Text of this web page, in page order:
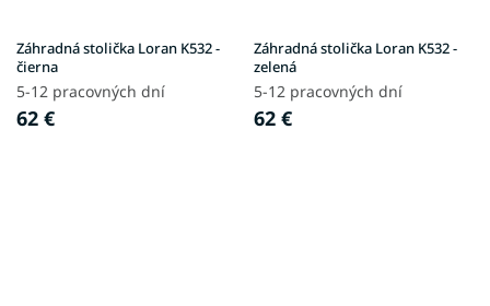
Záhradná stolička Loran K532 -
čierna
5-12 pracovných dní
62 €
Záhradná stolička Loran K532 -
zelená
5-12 pracovných dní
62 €